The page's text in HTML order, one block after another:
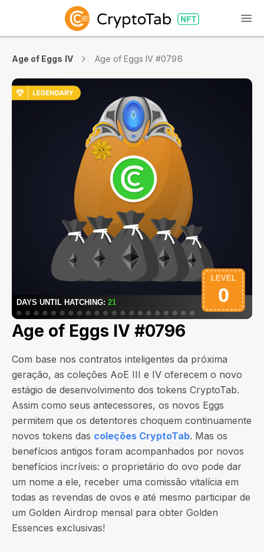
Age of Eggs IV Age of Eggs IV #0796
Age of Eggs IV #0796
Com base nos contratos inteligentes da próxima
geração, as coleções AoE III e IV oferecem o novo
estágio de desenvolvimento dos tokens CryptoTab.
Assim como seus antecessores, os novos Eggs
permitem que os detentores choquem continuamente
novos tokens das coleções CryptoTab. Mas os
benefícios antigos foram acompanhados por novos
benefícios incríveis: o proprietário do ovo pode dar
um nome a ele, receber uma comissão vitalícia em
todas as revendas de ovos e até mesmo participar de
um Golden Airdrop mensal para obter Golden
Essences exclusivas!